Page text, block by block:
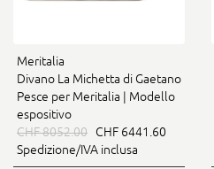
Meritalia
Divano La Michetta di Gaetano
Pesce per Meritalia | Modello
espositivo
CHF 8052.00 CHF 6441.60
Spedizione/IVA inclusa